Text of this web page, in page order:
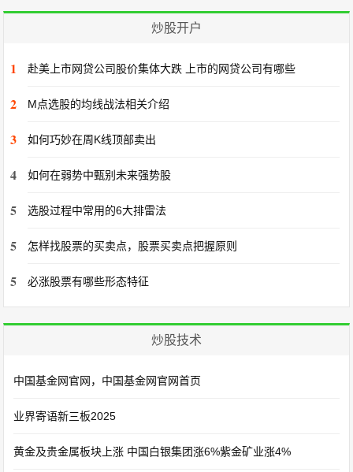
炒股开户
1 赴美上市网贷公司股价集体大跌 上市的网贷公司有哪些
2 M点选股的均线战法相关介绍
3 如何巧妙在周K线顶部卖出
4 如何在弱势中甄别未来强势股
5 选股过程中常用的6大排雷法
5 怎样找股票的买卖点，股票买卖点把握原则
5 必涨股票有哪些形态特征
炒股技术
中国基金网官网，中国基金网官网首页
业界寄语新三板2025
黄金及贵金属板块上涨 中国白银集团涨6%紫金矿业涨4%